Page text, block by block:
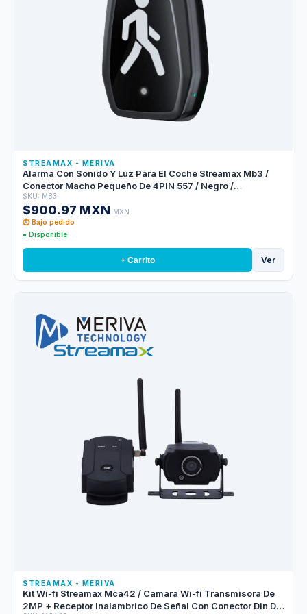
STREAMAX - MERIVA
Alarma Con Sonido Y Luz Para El Coche Streamax Mb3 /
Conector Macho Pequeño De 4PIN 557 / Negro /
Compatible Con M1n2.0-gw4 Y Mx3npro
SKU: MB3
$900.97 MXN MXN
⏱ Bajo pedido
● Disponible
+ Carrito Ver
STREAMAX - MERIVA
Kit Wi-fi Streamax Mca42 / Camara Wi-fi Transmisora De
2MP + Receptor Inalambrico De Señal Con Conector Din De